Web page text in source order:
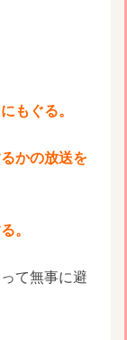
もぐる。
かの放送を
。
て無事に避